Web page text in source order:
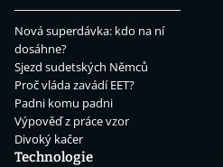
Nová superdávka: kdo na ní
dosáhne?
Sjezd sudetských Němců
Proč vláda zavádí EET?
Padni komu padni
Výpověď z práce vzor
Divoký kačer
Technologie